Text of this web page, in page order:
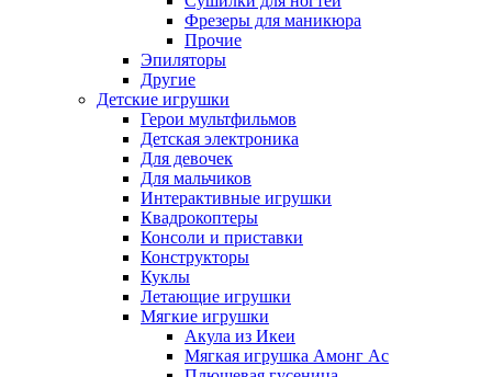
Фрезеры для маникюра
Прочие
Эпиляторы
Другие
Детские игрушки
Герои мультфильмов
Детская электроника
Для девочек
Для мальчиков
Интерактивные игрушки
Квадрокоптеры
Консоли и приставки
Конструкторы
Куклы
Летающие игрушки
Мягкие игрушки
Акула из Икеи
Мягкая игрушка Амонг Ас